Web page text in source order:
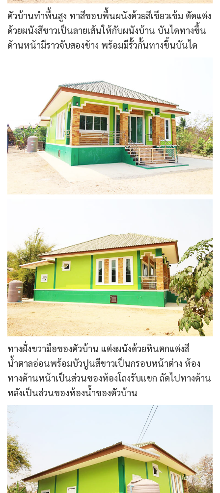
ตัวบ้านทำพื้นสูง ทาสีขอบพื้นผนังด้วยสีเขียวเข้ม ตัดแต่ง
ด้วยผนังสีขาวเป็นลายเส้นให้กับผนังบ้าน บันไดทางขึ้น
ด้านหน้ามีราวจับสองข้าง พร้อมมีรั้วกั้นทางขึ้นบันได
ทางฝั่งขวามือของตัวบ้าน แต่งผนังด้วยหินตกแต่งสี
น้ำตาลอ่อนพร้อมบัวปูนสีขาวเป็นกรอบหน้าต่าง ห้อง
ทางด้านหน้าเป็นส่วนของห้องโถงรับแขก ถัดไปทางด้าน
หลังเป็นส่วนของห้องน้ำของตัวบ้าน